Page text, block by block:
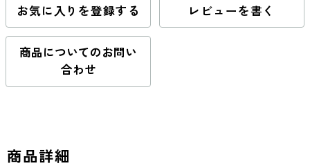
お気に入りを登録する レビューを書く
商品についてのお問い
合わせ
商品詳細